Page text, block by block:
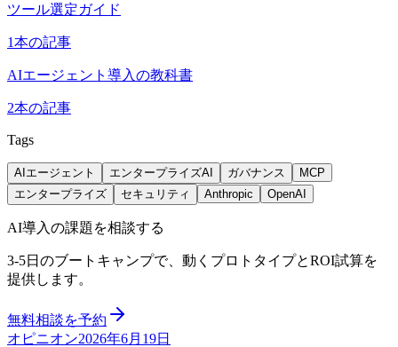
ツール選定ガイド
1本の記事
AIエージェント導入の教科書
2本の記事
Tags
AIエージェント エンタープライズAI ガバナンス
MCP
エンタープライズ
セキュリティ Anthropic OpenAI
AI導入の課題を相談する
3-5日のブートキャンプで、動くプロトタイプとROI試算を
提供します。
無料相談を予約
オピニオン2026年6月19日